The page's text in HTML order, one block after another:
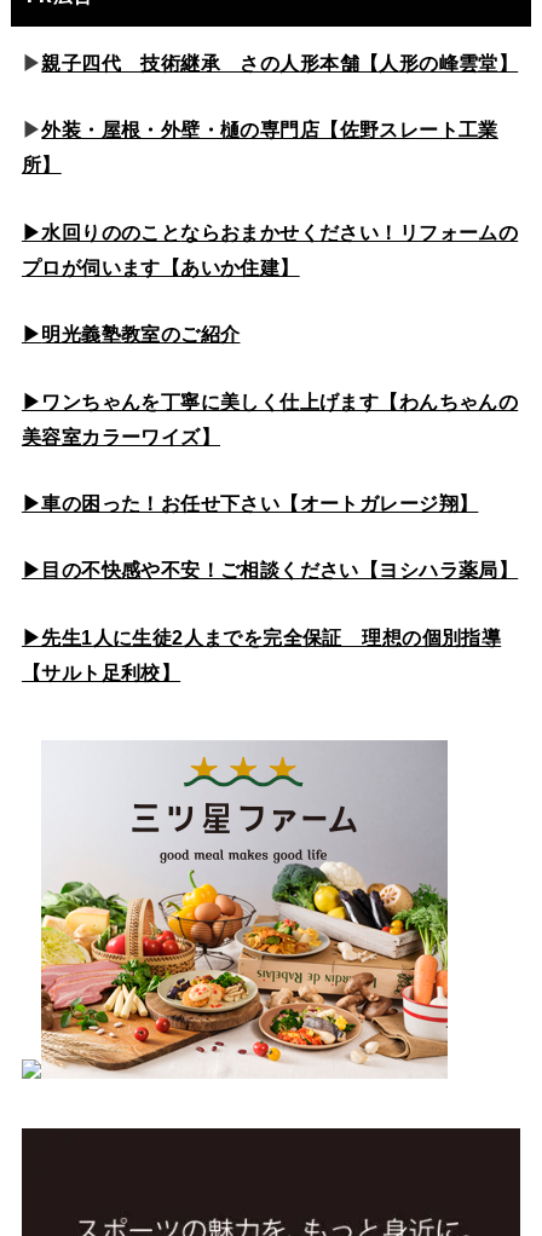
▶親子四代 技術継承 さの人形本舗【人形の峰雲堂】
▶外装・屋根・外壁・樋の専門店【佐野スレート工業
所】
▶水回りののことならおまかせください！リフォームの
プロが伺います【あいか住建】
▶明光義塾教室のご紹介
▶ワンちゃんを丁寧に美しく仕上げます【わんちゃんの
美容室カラーワイズ】
▶車の困った！お任せ下さい【オートガレージ翔】
▶目の不快感や不安！ご相談ください【ヨシハラ薬局】
▶先生1人に生徒2人までを完全保証 理想の個別指導
【サルト足利校】